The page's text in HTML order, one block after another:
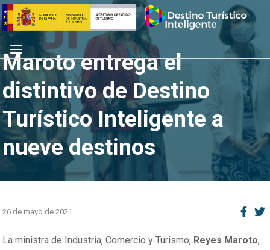
Saltar
al
contenido
Inicio
Menú
Maroto entrega el
distintivo de Destino
Turístico Inteligente a
nueve destinos
26 de mayo de 2021
La ministra de Industria, Comercio y Turismo, Reyes Maroto,